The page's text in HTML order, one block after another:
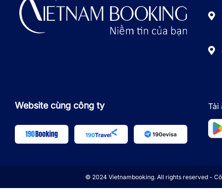
Website cùng công ty Tải
© 2024 Vietnambooking. All rights reserved -